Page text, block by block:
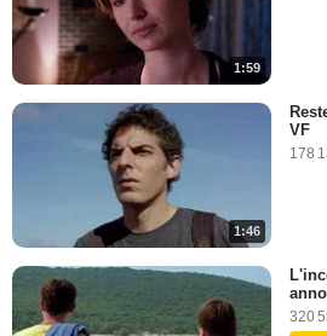
1:59
1:46
VF
178
320